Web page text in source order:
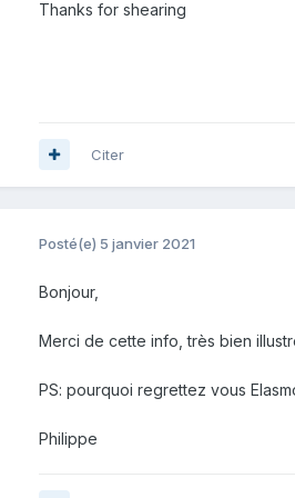
Thanks for shearing
Citer
Posté(e) 5 janvier 2021
Bonjour,
Merci de cette info, très bien
PS: pourquoi regrettez vous
Philippe